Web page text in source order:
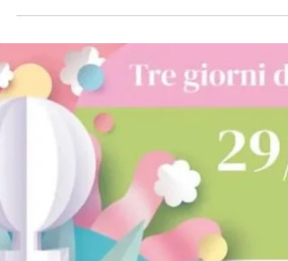
al 2024
Conclusa l'edizione 2023 della Fiera di Tarquinia si
lavora già per il prossimo anno Si è appena
conclusa anche questa edizione della...